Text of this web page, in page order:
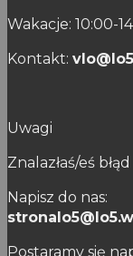
Wakacje: 10:00-
Kontakt:
Uwagi
Znalazłaś/eś
Napisz do nas:
Postaramy się